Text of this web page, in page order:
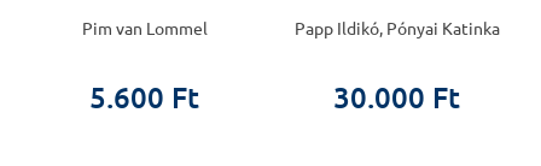
Pim van Lommel
5.600 Ft
Papp Ildikó, Pónyai Katinka
30.000 Ft